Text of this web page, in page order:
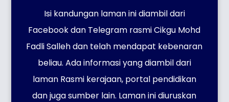
Isi kandungan laman ini diambil dari
Facebook dan Telegram rasmi Cikgu Mohd
Fadli Salleh dan telah mendapat kebenaran
beliau. Ada informasi yang diambil dari
laman Rasmi kerajaan, portal pendidikan
dan juga sumber lain. Laman ini diuruskan